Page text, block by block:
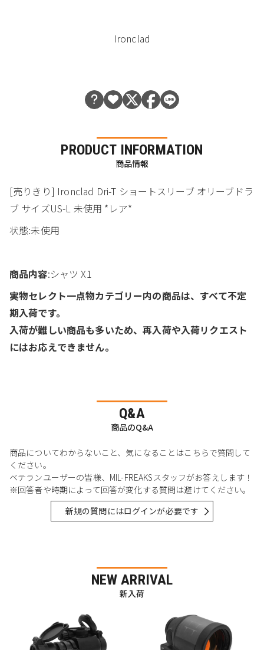
Ironclad
PRODUCT INFORMATION
商品情報
[売りきり] Ironclad Dri-T ショートスリーブ オリーブドラ
ブ サイズUS-L 未使用 *レア*
状態:未使用
商品内容:シャツ X1
実物セレクト一点物カテゴリー内の商品は、すべて不定
期入荷です。
入荷が難しい商品も多いため、再入荷や入荷リクエスト
にはお応えできません。
Q&A
商品のQ&A
商品についてわからないこと、気になることはこちらで質問して
ください。
ベテランユーザーの皆様、MIL-FREAKSスタッフがお答えします！
※回答者や時期によって回答が変化する質問は避けてください。
新規の質問にはログインが必要です
NEW ARRIVAL
新入荷